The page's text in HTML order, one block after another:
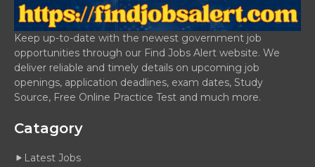
Keep up-to-date with the newest government job
opportunities through our Find Jobs Alert website. We
deliver reliable and timely details on upcoming job
openings, application deadlines, exam dates, Study
Source, Free Online Practice Test and much more.
Catagory
Latest Jobs